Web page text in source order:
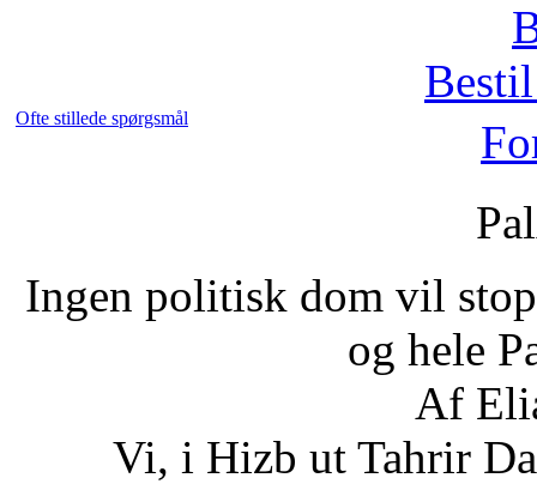
Ofte stillede spørgsmål
Ingen politisk dom vil
og hele
Af
Vi, i Hizb ut Tahrir